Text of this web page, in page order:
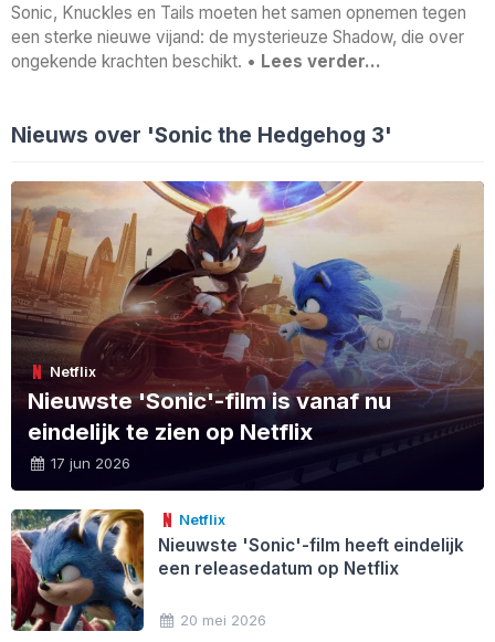
Sonic, Knuckles en Tails moeten het samen opnemen tegen
een sterke nieuwe vijand: de mysterieuze Shadow, die over
ongekende krachten beschikt. • Lees verder…
Nieuws over 'Sonic the Hedgehog 3'
Netflix
Nieuwste 'Sonic'-film is vanaf nu
eindelijk te zien op Netflix
17 jun 2026
Netflix
Nieuwste 'Sonic'-film heeft eindelijk
een releasedatum op Netflix
20 mei 2026